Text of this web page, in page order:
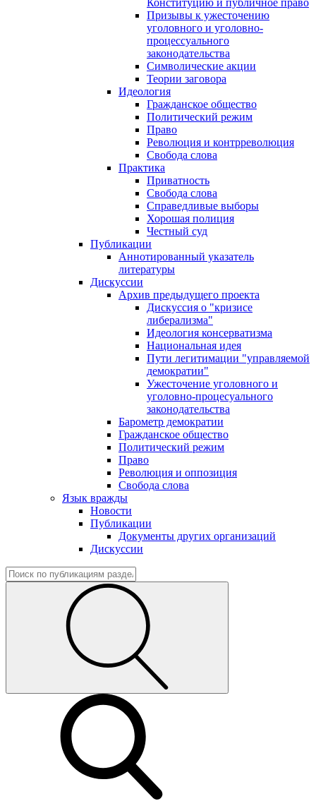
Конституцию и публичное право
Призывы к ужесточению
уголовного и уголовно-
процессуального
законодательства
Символические акции
Теории заговора
Идеология
Гражданское общество
Политический режим
Право
Революция и контрреволюция
Свобода слова
Практика
Приватность
Свобода слова
Справедливые выборы
Хорошая полиция
Честный суд
Публикации
Аннотированный указатель
литературы
Дискуссии
Архив предыдущего проекта
Дискуссия о "кризисе
либерализма"
Идеология консерватизма
Национальная идея
Пути легитимации "управляемой
демократии"
Ужесточение уголовного и
уголовно-процесуального
законодательства
Барометр демократии
Гражданское общество
Политический режим
Право
Революция и оппозиция
Свобода слова
Язык вражды
Новости
Публикации
Документы других организаций
Дискуссии